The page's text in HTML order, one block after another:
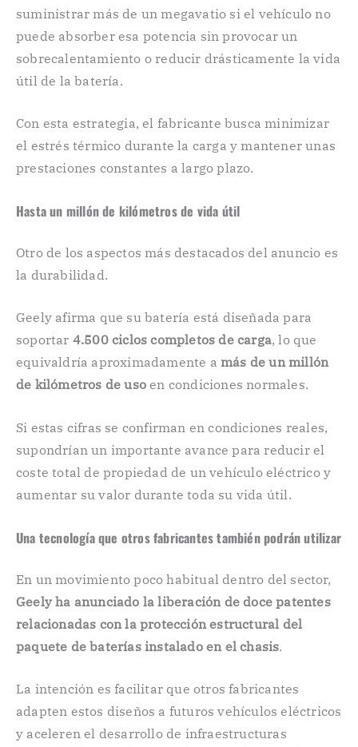
suministrar más de un megavatio si el vehículo no
puede absorber esa potencia sin provocar un
sobrecalentamiento o reducir drásticamente la vida
útil de la batería.
Con esta estrategia, el fabricante busca minimizar
el estrés térmico durante la carga y mantener unas
prestaciones constantes a largo plazo.
Hasta un millón de kilómetros de vida útil
Otro de los aspectos más destacados del anuncio es
la durabilidad.
Geely afirma que su batería está diseñada para
soportar 4.500 ciclos completos de carga, lo que
equivaldría aproximadamente a más de un millón
de kilómetros de uso en condiciones normales.
Si estas cifras se confirman en condiciones reales,
supondrían un importante avance para reducir el
coste total de propiedad de un vehículo eléctrico y
aumentar su valor durante toda su vida útil.
Una tecnología que otros fabricantes también podrán utilizar
En un movimiento poco habitual dentro del sector,
Geely ha anunciado la liberación de doce patentes
relacionadas con la protección estructural del
paquete de baterías instalado en el chasis.
La intención es facilitar que otros fabricantes
adapten estos diseños a futuros vehículos eléctricos
y aceleren el desarrollo de infraestructuras